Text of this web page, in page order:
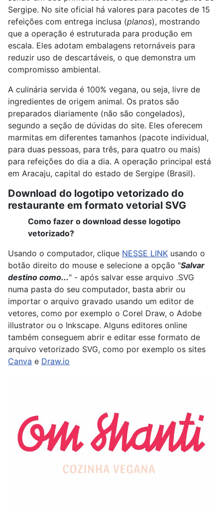
Sergipe. No site oficial há valores para pacotes de 15
refeições com entrega inclusa (planos), mostrando
que a operação é estruturada para produção em
escala. Eles adotam embalagens retornáveis para
reduzir uso de descartáveis, o que demonstra um
compromisso ambiental.
A culinária servida é 100% vegana, ou seja, livre de
ingredientes de origem animal. Os pratos são
preparados diariamente (não são congelados),
segundo a seção de dúvidas do site. Eles oferecem
marmitas em diferentes tamanhos (pacote individual,
para duas pessoas, para três, para quatro ou mais)
para refeições do dia a dia. A operação principal está
em Aracaju, capital do estado de Sergipe (Brasil).
Download do logotipo vetorizado do
restaurante em formato vetorial SVG
Como fazer o download desse logotipo
vetorizado?
Usando o computador, clique NESSE LINK usando o
botão direito do mouse e selecione a opção "Salvar
destino como..." - após salvar esse arquivo .SVG
numa pasta do seu computador, basta abrir ou
importar o arquivo gravado usando um editor de
vetores, como por exemplo o Corel Draw, o Adobe
illustrator ou o Inkscape. Alguns editores online
também conseguem abrir e editar esse formato de
arquivo vetorizado SVG, como por exemplo os sites
Canva e Draw.io